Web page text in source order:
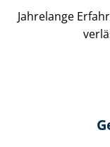
Jahrelange